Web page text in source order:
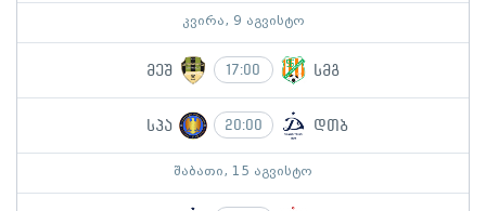
კვირა, 9 აგვისტო
მეშ 17:00 სმგ
სპა 20:00 დთბ
შაბათი, 15 აგვისტო